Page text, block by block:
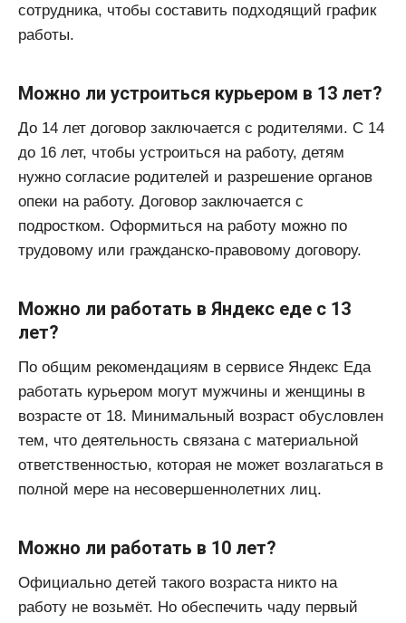
сотрудника, чтобы составить подходящий график
работы.
Можно ли устроиться курьером в 13 лет?
До 14 лет договор заключается с родителями. С 14
до 16 лет, чтобы устроиться на работу, детям
нужно согласие родителей и разрешение органов
опеки на работу. Договор заключается с
подростком. Оформиться на работу можно по
трудовому или гражданско-правовому договору.
Можно ли работать в Яндекс еде с 13
лет?
По общим рекомендациям в сервисе Яндекс Еда
работать курьером могут мужчины и женщины в
возрасте от 18. Минимальный возраст обусловлен
тем, что деятельность связана с материальной
ответственностью, которая не может возлагаться в
полной мере на несовершеннолетних лиц.
Можно ли работать в 10 лет?
Официально детей такого возраста никто на
работу не возьмёт. Но обеспечить чаду первый